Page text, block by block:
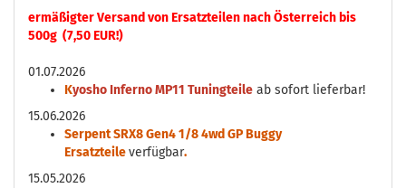
ermäßigter Versand von Ersatzteilen nach Österreich bis
500g (7,50 EUR!)
01.07.2026
Kyosho Inferno MP11 Tuningteile ab sofort lieferbar!
15.06.2026
Serpent SRX8 Gen4 1/8 4wd GP Buggy
Ersatzteileverfügbar.
15.05.2026